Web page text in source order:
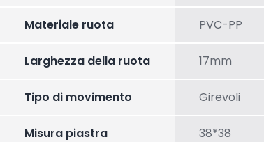
Materiale ruota PVC-PP
Larghezza della ruota 17mm
Tipo di movimento Girevoli
Misura piastra 38*38